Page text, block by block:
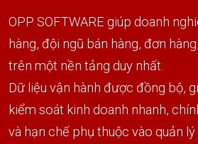
OPP SOFTWARE giúp doanh
hàng, đội ngũ bán hàng, đơn
trên một nền tảng duy nhất.
Dữ liệu vận hành được đồng bộ,
kiểm soát kinh doanh nhanh,
và hạn chế phụ thuộc vào quản lý